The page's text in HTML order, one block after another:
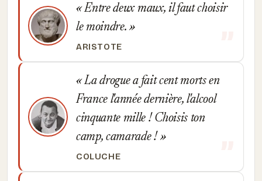
Entre deux maux, il faut choisir
le moindre.
ARISTOTE
La drogue a fait cent morts en
France l'année dernière, l'alcool
cinquante mille ! Choisis ton
camp, camarade !
COLUCHE